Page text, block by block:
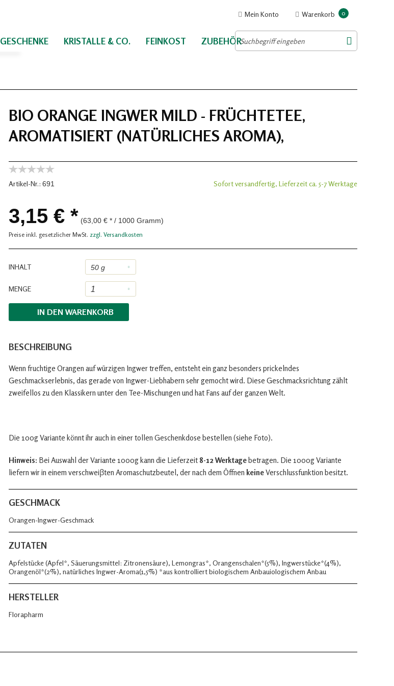
Warenkorb 0
Mein Konto
GESCHENKE KRISTALLE & CO. FEINKOST ZUBEHÖR
BIO ORANGE INGWER MILD - FRÜCHTETEE,
AROMATISIERT (NATÜRLICHES AROMA),
Artikel-Nr.: 691 Sofort versandfertig, Lieferzeit ca. 5-7 Werktage
3,15 € * (63,00 € * / 1000 Gramm)
Preise inkl. gesetzlicher MwSt. zzgl. Versandkosten
INHALT
MENGE
IN DEN WARENKORB
BESCHREIBUNG
Wenn fruchtige Orangen auf würzigen Ingwer treffen, entsteht ein ganz besonders prickelndes
Geschmackserlebnis, das gerade von Ingwer-Liebhabern sehr gemocht wird. Diese Geschmacksrichtung zählt
zweifellos zu den Klassikern unter den Tee-Mischungen und hat Fans auf der ganzen Welt.
Die 100g Variante könnt ihr auch in einer tollen Geschenkdose bestellen (siehe Foto).
Hinweis: Bei Auswahl der Variante 1000g kann die Lieferzeit 8-12 Werktagebetragen. Die 1000g Variante
liefern wir in einem verschweiβten Aromaschutzbeutel, der nach dem Öffnen keineVerschlussfunktion besitzt.
GESCHMACK
Orangen-Ingwer-Geschmack
ZUTATEN
Apfelstücke (Apfel*, Säuerungsmittel: Zitronensäure), Lemongras*, Orangenschalen*(5%), Ingwerstücke*(4%),
Orangenöl*(2%), natürliches Ingwer-Aroma(1,5%) *aus kontrolliert biologischem Anbauiologischem Anbau
HERSTELLER
Florapharm